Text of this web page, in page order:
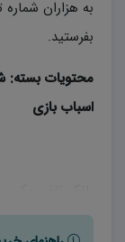
به هزاران
بفرستید.
محتویات بسته:
اسباب بازی